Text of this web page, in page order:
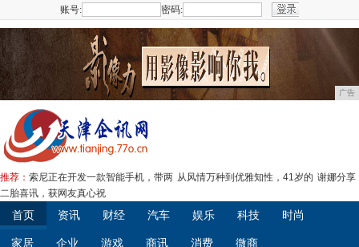
账号: 密码:
广告
推荐： 索尼正在开发一款智能手机，带两 从风情万种到优雅知性，41岁的 谢娜分享
二胎喜讯，获网友真心祝
首页 资讯 财经 汽车 娱乐 科技 时尚
家居 企业 游戏 商讯 消费 微商